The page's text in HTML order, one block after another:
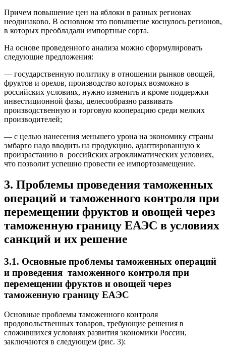
Причем повышение цен на яблоки в разных регионах
неодинаково. В основном это повышение коснулось регионов,
в которых преобладали импортные сорта.
На основе проведенного анализа можно сформулировать
следующие предложения:
— государственную политику в отношении рынков овощей,
фруктов и орехов, производство которых возможно в
российских условиях, нужно изменить и кроме поддержки
инвестиционной фазы, целесообразно развивать
производственную и торговую кооперацию среди мелких
производителей;
— с целью нанесения меньшего урона на экономику страны
эмбарго надо вводить на продукцию, адаптированную к
произрастанию в российских агроклиматических условиях,
что позволит успешно провести ее импортозамещение.
3. Проблемы проведения таможенных
операций и таможенного контроля при
перемещении фруктов и овощей через
таможенную границу ЕАЭС в условиях
санкций и их решение
3.1. Основные проблемы таможенных операций
и проведения таможенного контроля при
перемещении фруктов и овощей через
таможенную границу ЕАЭС
Основные проблемы таможенного контроля
продовольственных товаров, требующие решения в
сложившихся условиях развития экономики России,
заключаются в следующем (рис. 3):